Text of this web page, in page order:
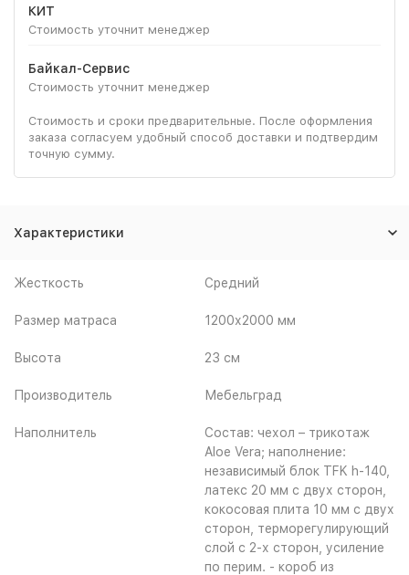
КИТ
Стоимость уточнит менеджер
Байкал-Сервис
Стоимость уточнит менеджер
Стоимость и сроки предварительные. После оформления
заказа согласуем удобный способ доставки и подтвердим
точную сумму.
Характеристики
Жесткость Средний
Размер матраса 1200х2000 мм
Высота 23 см
Производитель Мебельград
Наполнитель
Состав: чехол – трикотаж
Aloe Vera; наполнение:
независимый блок TFK h-140,
латекс 20 мм с двух сторон,
кокосовая плита 10 мм с двух
сторон, терморегулирующий
слой с 2-х сторон, усиление
по перим. - короб из